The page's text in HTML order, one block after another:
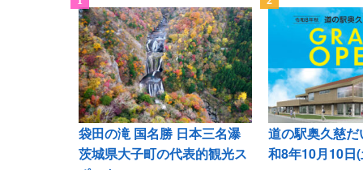
袋田の滝 国名勝 日本三名瀑
茨城県大子町の代表的観光ス
道の駅奥久慈
和8年10月10日